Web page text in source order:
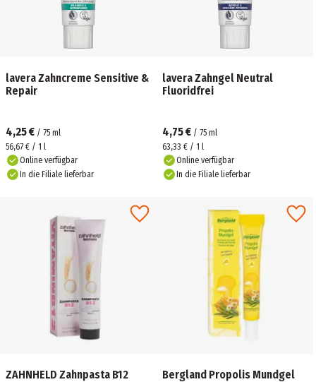
lavera Zahncreme Sensitive &
Repair
4,25 € / 75 ml
56,67 € / 1 l
Online verfügbar
In die Filiale lieferbar
lavera Zahngel Neutral
Fluoridfrei
4,75 € / 75 ml
63,33 € / 1 l
Online verfügbar
In die Filiale lieferbar
ZAHNHELD Zahnpasta B12 Bergland Propolis Mundgel